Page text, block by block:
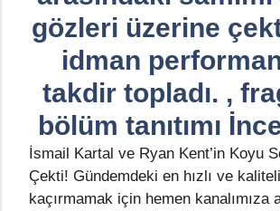
gözleri üzerine
idman
takdir topladı. ,
bölüm tanıtımı
İsmail Kartal ve Ryan Kent’in Koyu
Çekti! Gündemdeki en hızlı ve
kaçırmamak için hemen kanalımıza